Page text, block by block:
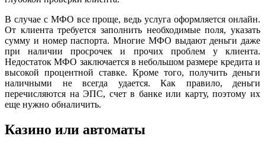
В случае с МФО все проще, ведь услуга оформляется онлайн.
От клиента требуется заполнить необходимые поля, указать
сумму и номер паспорта. Многие МФО выдают деньги даже
при наличии просрочек и прочих проблем у клиента.
Недостаток МФО заключается в небольшом размере кредита и
высокой процентной ставке. Кроме того, получить деньги
наличными не всегда удается. Как правило, деньги
перечисляются на ЭПС, счет в банке или карту, поэтому их
еще нужно обналичить.
Казино или автоматы